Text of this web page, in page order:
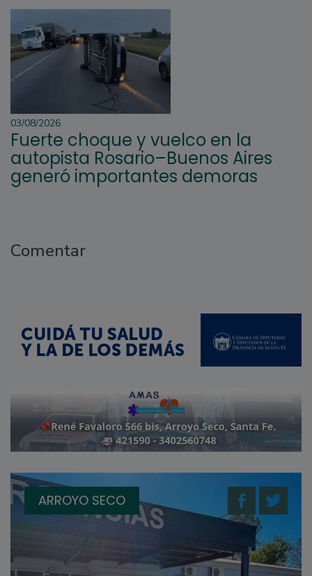
03/08/2026
Fuerte choque y vuelco en la
autopista Rosario–Buenos Aires
generó importantes demoras
Comentar
ARROYO SECO